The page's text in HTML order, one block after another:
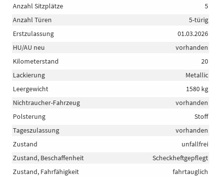
Anzahl Sitzplätze
5
Anzahl Türen
5-türig
Erstzulassung
01.03.2026
HU/AU neu
vorhanden
Kilometerstand
20
Lackierung
Metallic
Leergewicht
1580 kg
Nichtraucher-Fahrzeug
vorhanden
Polsterung
Stoff
Tageszulassung
vorhanden
Zustand
unfallfrei
Zustand, Beschaffenheit
Scheckheftgepflegt
Zustand, Fahrfähigkeit
fahrtauglich